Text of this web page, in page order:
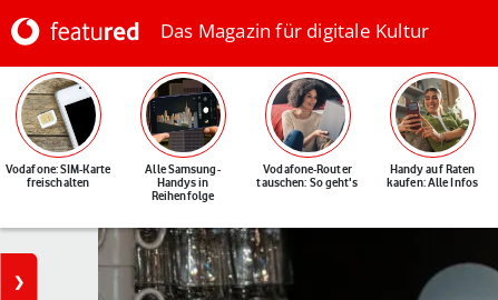
Das Magazin für digitale Kultur
Vodafone: SIM-Karte
freischalten
Alle Samsung-
Handys in
Reihenfolge
Vodafone-Router
tauschen: So geht's
Handy auf Raten
kaufen: Alle Infos